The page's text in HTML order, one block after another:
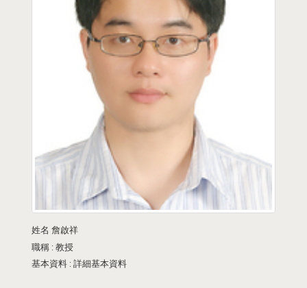
姓名 詹啟祥
職稱 : 教授
基本資料 : 詳細基本資料